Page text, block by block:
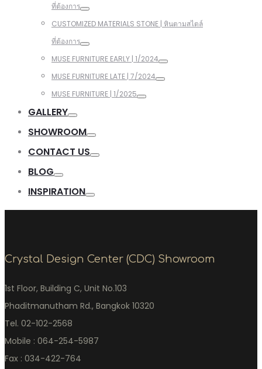
ที่ต้องการ
CUSTOMIZED MATERIALS STONE | หินตามสไตล์
ที่ต้องการ
MUSE FURNITURE EARLY | 1/2024
MUSE FURNITURE LATE | 7/2024
MUSE FURNITURE | 1/2025
GALLERY
SHOWROOM
CONTACT US
BLOG
INSPIRATION
Crystal Design Center (CDC) Showroom
1st Floor, Building C, Unit No.103
Phaditmanutham Rd., Bangkok 10320
Tel. 02-102-2568
Mobile : 064-254-5987
Fax : 034-422-764